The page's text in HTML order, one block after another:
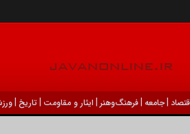
|جامعه |فرهنگ‌و‌هنر | ایثار و مقاومت |تاریخ |